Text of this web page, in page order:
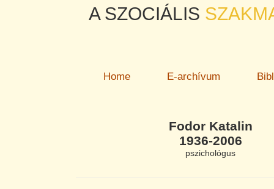
A SZOCIÁLIS
Home E-archívum
Fodor Katalin
1936-2006
pszichológus